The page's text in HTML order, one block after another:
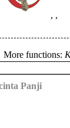
, ,
More functions:
Panji